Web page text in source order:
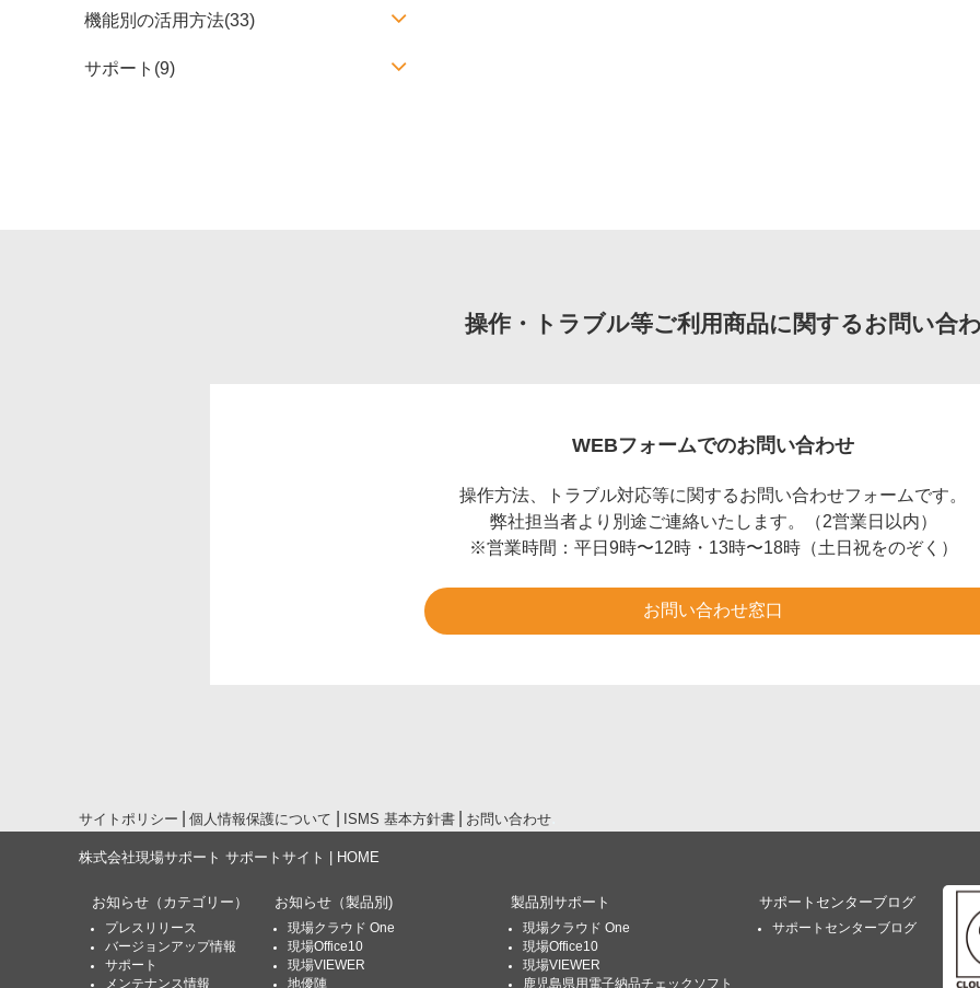
機能別の活用方法(33)
サポート(9)
操作・トラブル等ご利用商品に関するお問い合
WEBフォームでのお問い合わせ
操作方法、トラブル対応等に関するお問い合わせフォームです。
弊社担当者より別途ご連絡いたします。（2営業日以内）
※営業時間：平日9時〜12時・13時〜18時（土日祝をのぞく）
お問い合わせ窓口
サイトポリシー 個人情報保護について ISMS 基本方針書 お問い合わせ
株式会社現場サポート サポートサイト | HOME
お知らせ （カテゴリー）
プレスリリース
バージョンアップ情報
サポート
メンテナンス情報
お知らせ （製品別)
現場クラウド One
現場Office10
現場VIEWER
地優陣
製品別サポート
現場クラウド One
現場Office10
現場VIEWER
鹿児島県用電子納品チェックソフト
サポートセンターブログ
サポートセンターブログ